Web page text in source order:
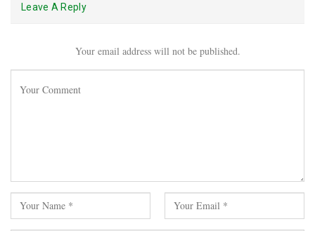
Leave A Reply
Your email address will not be published.